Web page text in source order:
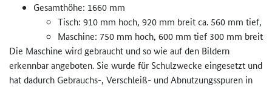
Gesamthöhe: 1660 mm
Tisch: 910 mm hoch, 920 mm breit ca. 560 mm tief,
Maschine: 750 mm hoch, 600 mm tief 300 mm breit
Die Maschine wird gebraucht und so wie auf den Bildern
erkennbar angeboten. Sie wurde für Schulzwecke eingesetzt und
hat dadurch Gebrauchs-, Verschleiß- und Abnutzungsspuren in